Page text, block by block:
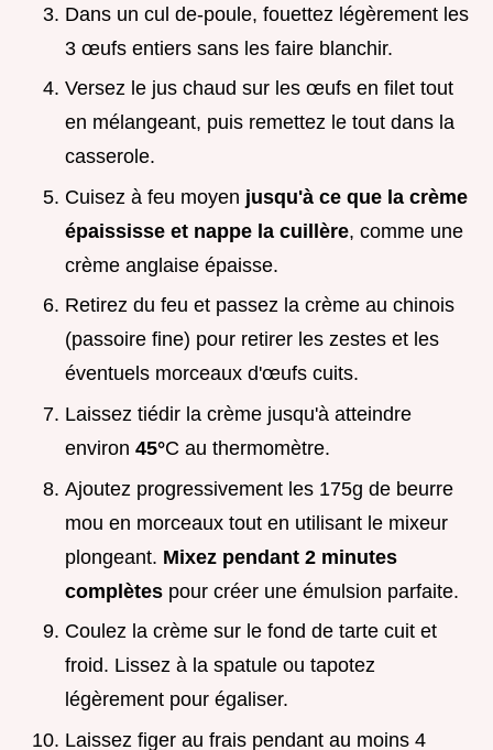
Dans un cul de-poule, fouettez légèrement les
3 œufs entiers sans les faire blanchir.
Versez le jus chaud sur les œufs en filet tout
en mélangeant, puis remettez le tout dans la
casserole.
Cuisez à feu moyen jusqu'à ce que la crème
épaississe et nappe la cuillère, comme une
crème anglaise épaisse.
Retirez du feu et passez la crème au chinois
(passoire fine) pour retirer les zestes et les
éventuels morceaux d'œufs cuits.
Laissez tiédir la crème jusqu'à atteindre
environ 45°C au thermomètre.
Ajoutez progressivement les 175g de beurre
mou en morceaux tout en utilisant le mixeur
plongeant. Mixez pendant 2 minutes
complètes pour créer une émulsion parfaite.
Coulez la crème sur le fond de tarte cuit et
froid. Lissez à la spatule ou tapotez
légèrement pour égaliser.
Laissez figer au frais pendant au moins 4